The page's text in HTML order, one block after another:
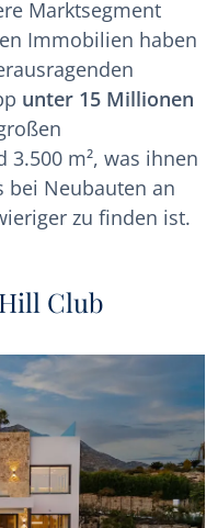
Marktsegment
Immobilien haben
unter 15 Millionen
m², was ihnen
bei Neubauten an
zu finden ist.
Club